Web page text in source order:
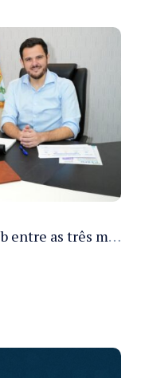
Manaus alcança o melhor Ideb entre as três maiores redes municipais do país em 2025 com avanço na aprendizagem